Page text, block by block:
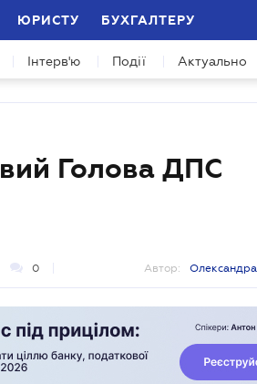
ЮРИСТУ БУХГАЛТЕРУ
Інтерв'ю Події Актуально
Голова ДПС
0 Автор: Олександра